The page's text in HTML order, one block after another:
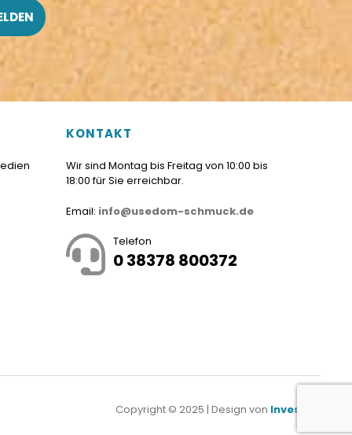
KONTAKT
Wir sind Montag bis Freitag von 10:00 bis
18:00 für Sie erreichbar.
Email: info@usedom-schmuck.de
Telefon
0 38378 800372
Copyright © 2025 | Design von Investnet